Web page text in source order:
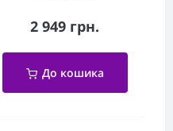
2 949 грн.
До кошика